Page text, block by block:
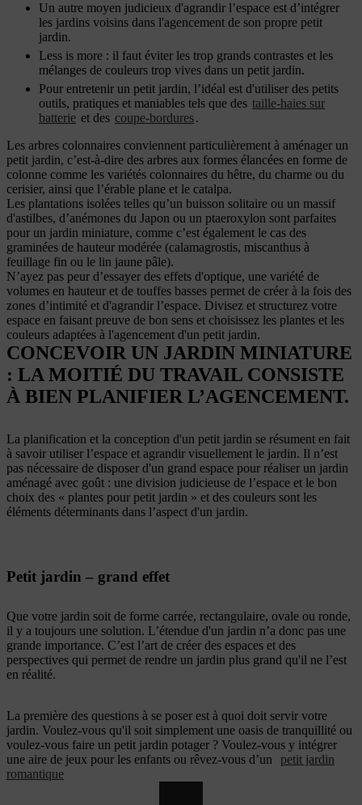
Un autre moyen judicieux d'agrandir l’espace est d’intégrer
les jardins voisins dans l'agencement de son propre petit
jardin.
Less is more : il faut éviter les trop grands contrastes et les
mélanges de couleurs trop vives dans un petit jardin.
Pour entretenir un petit jardin, l’idéal est d'utiliser des petits
outils, pratiques et maniables tels que des taille-haies sur
batterie et des coupe-bordures.
Les arbres colonnaires conviennent particulièrement à aménager un
petit jardin, c’est-à-dire des arbres aux formes élancées en forme de
colonne comme les variétés colonnaires du hêtre, du charme ou du
cerisier, ainsi que l’érable plane et le catalpa.
Les plantations isolées telles qu’un buisson solitaire ou un massif
d'astilbes, d’anémones du Japon ou un ptaeroxylon sont parfaites
pour un jardin miniature, comme c’est également le cas des
graminées de hauteur modérée (calamagrostis, miscanthus à
feuillage fin ou le lin jaune pâle).
N’ayez pas peur d’essayer des effets d'optique, une variété de
volumes en hauteur et de touffes basses permet de créer à la fois des
zones d’intimité et d'agrandir l’espace. Divisez et structurez votre
espace en faisant preuve de bon sens et choisissez les plantes et les
couleurs adaptées à l'agencement d'un petit jardin.
CONCEVOIR UN JARDIN MINIATURE
: LA MOITIÉ DU TRAVAIL CONSISTE
À BIEN PLANIFIER L’AGENCEMENT.
La planification et la conception d'un petit jardin se résument en fait
à savoir utiliser l’espace et agrandir visuellement le jardin. Il n’est
pas nécessaire de disposer d'un grand espace pour réaliser un jardin
aménagé avec goût : une division judicieuse de l’espace et le bon
choix des « plantes pour petit jardin » et des couleurs sont les
éléments déterminants dans l’aspect d'un jardin.
Petit jardin – grand effet
Que votre jardin soit de forme carrée, rectangulaire, ovale ou ronde,
il y a toujours une solution. L’étendue d'un jardin n’a donc pas une
grande importance. C’est l’art de créer des espaces et des
perspectives qui permet de rendre un jardin plus grand qu'il ne l’est
en réalité.
La première des questions à se poser est à quoi doit servir votre
jardin. Voulez-vous qu'il soit simplement une oasis de tranquillité ou
voulez-vous faire un petit jardin potager ? Voulez-vous y intégrer
une aire de jeux pour les enfants ou rêvez-vous d’un
petit jardin
romantique